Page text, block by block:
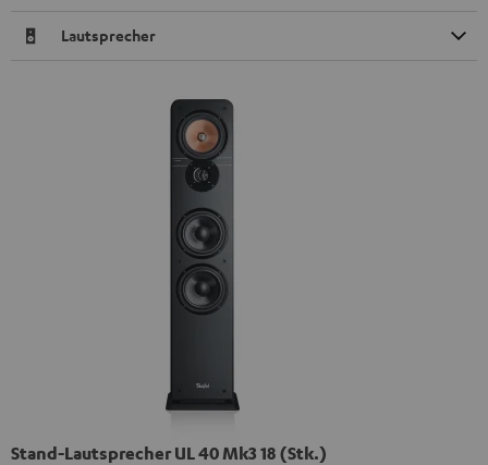
Lautsprecher
Stand-Lautsprecher UL 40 Mk3 18 (Stk.)